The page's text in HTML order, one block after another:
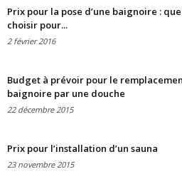
Prix pour la pose d’une baignoire :
choisir pour...
2 février 2016
Budget à prévoir pour le
baignoire par une douche
22 décembre 2015
Prix pour l’installation d’un sauna
23 novembre 2015